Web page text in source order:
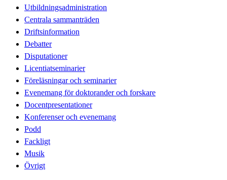
Utbildningsadministration
Centrala sammanträden
Driftsinformation
Debatter
Disputationer
Licentiatseminarier
Föreläsningar och seminarier
Evenemang för doktorander och forskare
Docentpresentationer
Konferenser och evenemang
Podd
Fackligt
Musik
Övrigt